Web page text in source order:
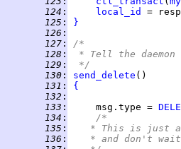
124 :
local_id
125 :
}
126 :
127 :
/*
128 :
* Tell the
129 :
*/
130 : send_delete
131 :
{
132 :
133 :
     msg.type =
134 :
/*
135 :
* This is just
136 :
* and don't